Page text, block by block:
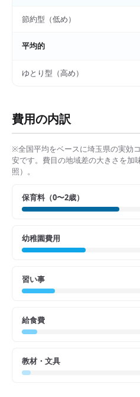
節約型（低め）
平均的
ゆとり型（高め）
費用の内訳
※全国平均をベースに埼玉県の実効
安です。費目の地域差の大きさを加
照）。
保育料（0〜2歳）
幼稚園費用
習い事
給食費
教材・文具